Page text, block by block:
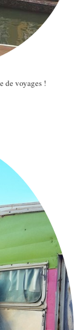
de voyages !